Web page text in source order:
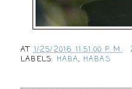
AT1/25/2016 11:51:00 P. M.
LABELS: HABA, HABAS